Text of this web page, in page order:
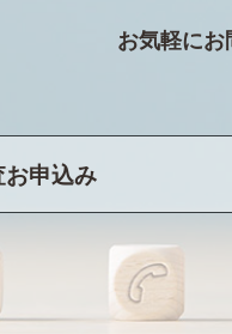
お気軽にお
お申込み